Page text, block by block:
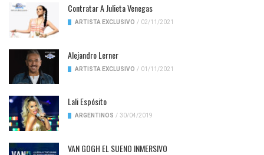
Contratar A Julieta Venegas
ARTISTA EXCLUSIVO / 02/11/2021
Alejandro Lerner
ARTISTA EXCLUSIVO / 01/11/2021
Lali Espósito
ARGENTINOS / 30/04/2019
VAN GOGH EL SUENO INMERSIVO